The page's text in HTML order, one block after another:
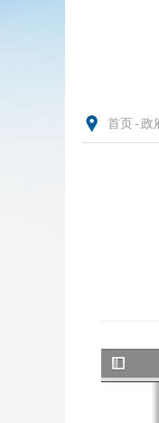
首页 - 政